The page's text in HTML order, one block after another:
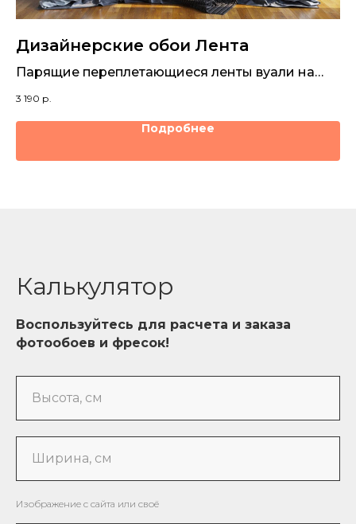
Дизайнерские обои Лента
Парящие переплетающиеся ленты вуали на
3 190 р.
Подробнее
Калькулятор
Воспользуйтесь для расчета и заказа
фотообоев и фресок!
Высота, см
Ширина, см
Изображение с сайта или своё